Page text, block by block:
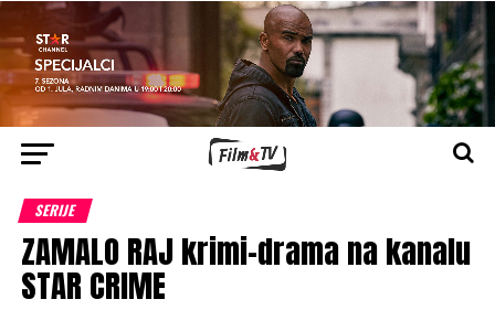
SERIJE
ZAMALO RAJ krimi-drama na kanalu
STAR CRIME